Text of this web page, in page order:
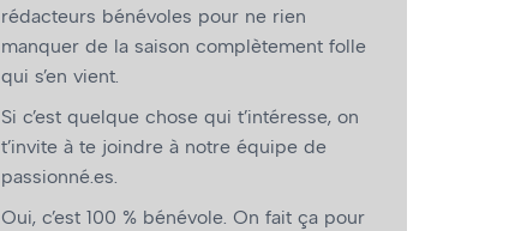
rédacteurs bénévoles pour ne rien
manquer de la saison complètement folle
qui s’en vient.
Si c’est quelque chose qui t’intéresse, on
t’invite à te joindre à notre équipe de
passionné.es.
Oui, c’est 100 % bénévole. On fait ça pour